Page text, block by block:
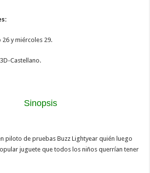
y miércoles 29.
Castellano.
Sinopsis
piloto de pruebas Buzz Lightyear quién luego
juguete que todos los niños querrían tener